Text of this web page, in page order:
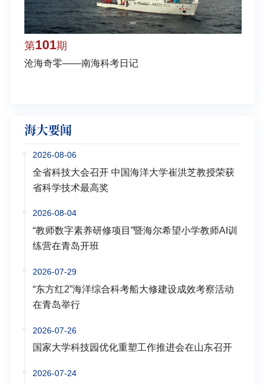
第101期
沧海奇零——南海科考日记
海大要闻
2026-08-06
全省科技大会召开 中国海洋大学崔洪芝教授荣获
省科学技术最高奖
2026-08-04
“教师数字素养研修项目”暨海尔希望小学教师AI训
练营在青岛开班
2026-07-29
“东方红2”海洋综合科考船大修建设成效考察活动
在青岛举行
2026-07-26
国家大学科技园优化重塑工作推进会在山东召开
2026-07-24